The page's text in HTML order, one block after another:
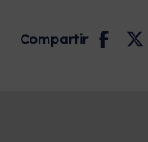
Compartir